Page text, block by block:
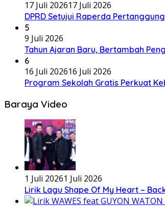
17 Juli 202617 Juli 2026
DPRD Setujui Raperda
5
9 Juli 2026
Tahun Ajaran Baru, Bertambah
6
16 Juli 202616 Juli 2026
Program Sekolah Gratis Perkuat
Baraya Video
1 Juli 20261 Juli 2026
Lirik Lagu Shape Of My Heart –